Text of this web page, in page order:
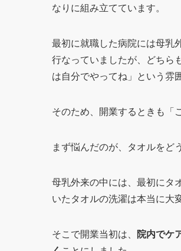
なりに組み立てています。
最初に就職した病院には母乳
行なっていましたが、どちら
は自分でやってね」という雰
そのため、開業するときも「
まず悩んだのが、タオルをど
母乳外来の中には、最初にタ
いたタオルの洗濯は本当に大
そこで開業当初は、
院内でケ